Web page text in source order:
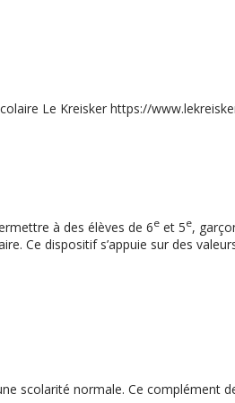
Le Kreisker https://
à des élèves de 6e et 5e,
Ce dispositif s’appuie sur des
scolarité normale. Ce complément